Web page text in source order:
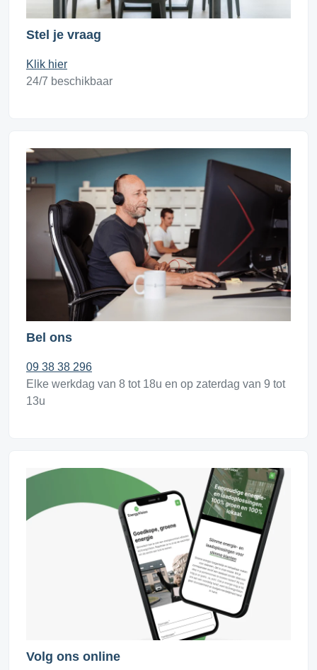
Stel je vraag
Klik hier
24/7 beschikbaar
Bel ons
09 38 38 296
Elke werkdag van 8 tot 18u en op zaterdag van 9 tot
13u
Volg ons online